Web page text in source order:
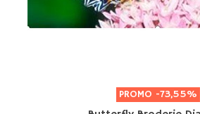
PROMO -73,55%